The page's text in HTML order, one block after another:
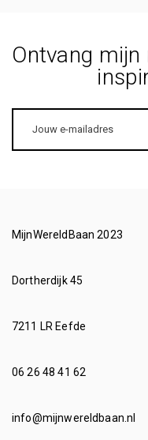
Ontvang
mailadres
MijnWereldBaan 2023
Dortherdijk 45
7211 LR Eefde
06 26 48 41 62
info@mijnwereldbaan.nl